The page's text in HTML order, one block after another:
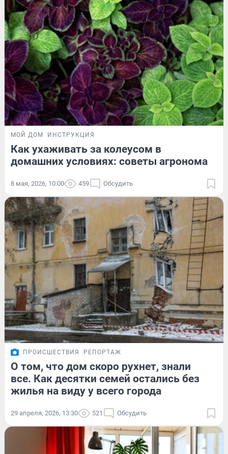
МОЙ ДОМ ИНСТРУКЦИЯ
Как ухаживать за колеусом в
домашних условиях: советы агронома
8 мая, 2026, 10:00 459 Обсудить
ПРОИСШЕСТВИЯ РЕПОРТАЖ
О том, что дом скоро рухнет, знали
все. Как десятки семей остались без
жилья на виду у всего города
29 апреля, 2026, 13:30 521 Обсудить